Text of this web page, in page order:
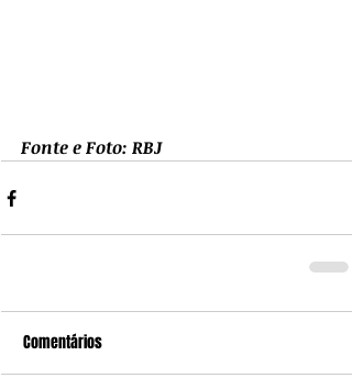
Fonte e Foto: RBJ
Comentários